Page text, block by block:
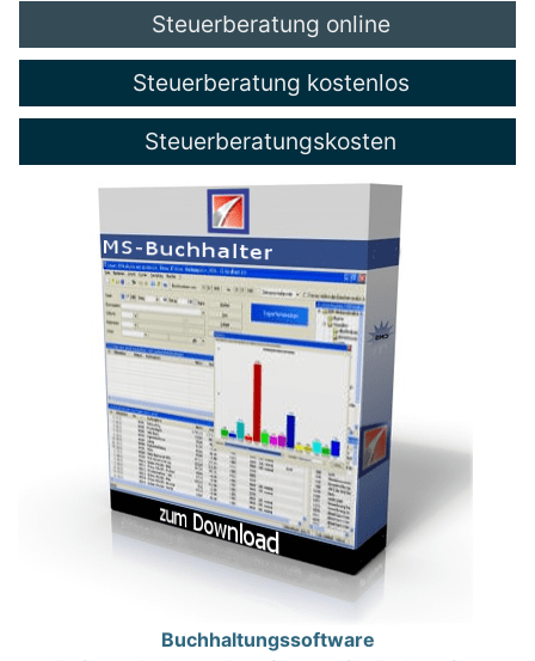
Steuerberatung online
Steuerberatung kostenlos
Steuerberatungskosten
Buchhaltungssoftware